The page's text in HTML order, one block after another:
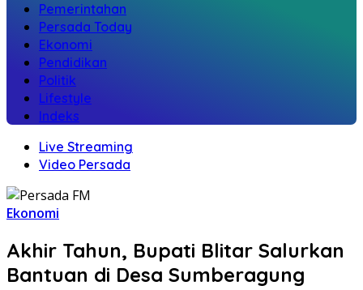
Pemerintahan
Persada Today
Ekonomi
Pendidikan
Politik
Lifestyle
Indeks
Live Streaming
Video Persada
Ekonomi
Akhir Tahun, Bupati Blitar Salurkan
Bantuan di Desa Sumberagung